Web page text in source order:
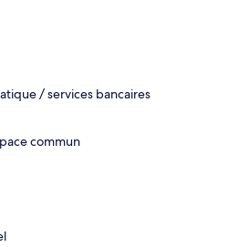
/ services bancaires
commun